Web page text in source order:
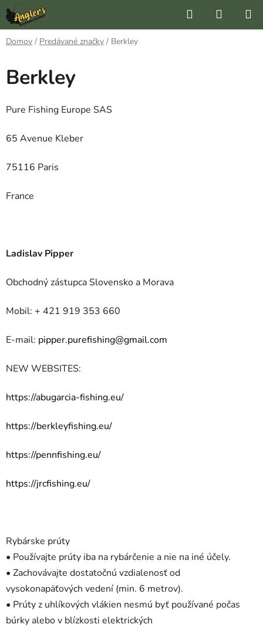
Prejsť
na
obsah
Hľadať
KOŠÍK
Domov / Predávané značky / Berkley
Berkley
Pure Fishing Europe SAS
65 Avenue Kleber
75116 Paris
France
Ladislav Pipper
Obchodný zástupca Slovensko a Morava
Mobil: + 421 919 353 660
E-mail: pipper.purefishing@gmail.com
NEW WEBSITES:
https://abugarcia-fishing.eu/
https://berkleyfishing.eu/
https://pennfishing.eu/
https://jrcfishing.eu/
Rybárske prúty
• Používajte prúty iba na rybárčenie a nie na iné účely.
• Zachovávajte dostatočnú vzdialenosť od
vysokonapäťových vedení (min. 6 metrov).
• Prúty z uhlíkových vlákien nesmú byť používané počas
búrky alebo v blízkosti elektrických